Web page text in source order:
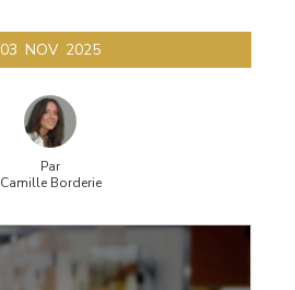
03 NOV 2025
Par
Camille Borderie